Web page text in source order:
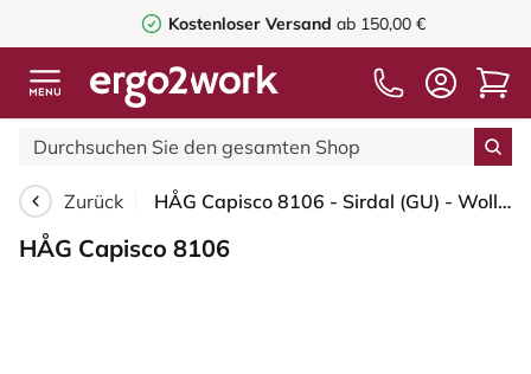
Kostenloser Versandab 150,00 €
Zurück HÅG Capisco 8106 - Sirdal (GU) - Wolle - SRD320 - Ochre - Silber - 265 mm (Sitzhöhe 53-79cm) - Harte Rollen für weiche Böden
HÅG Capisco 8106